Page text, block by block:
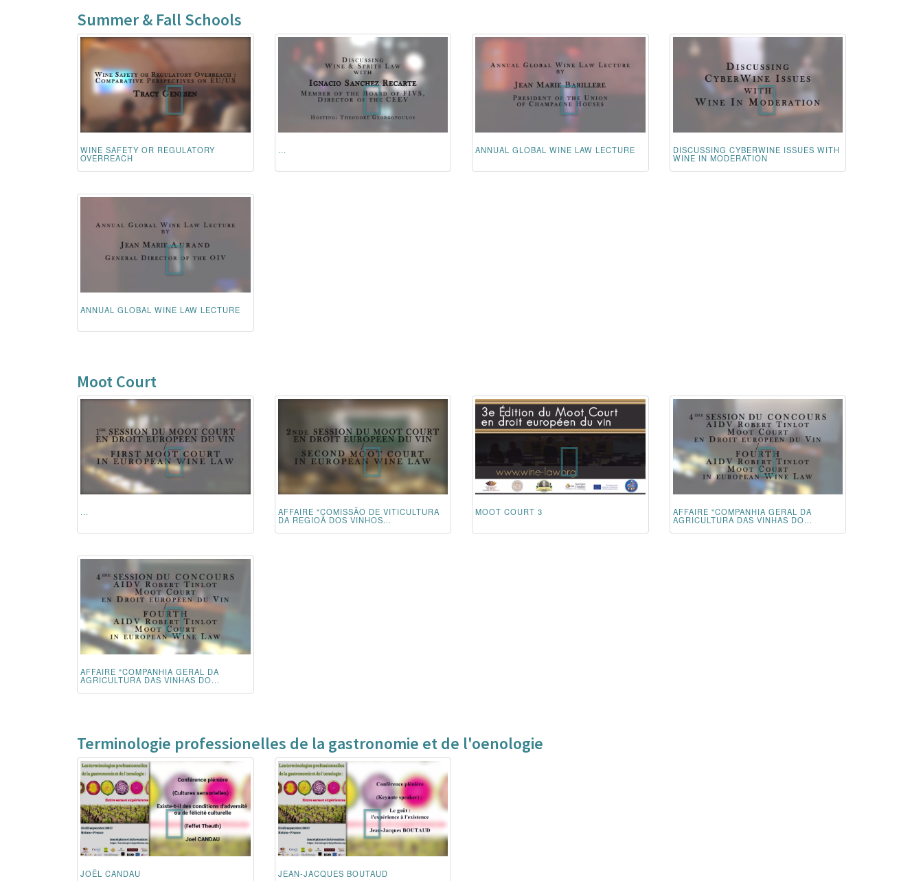
Summer & Fall Schools
WINE SAFETY OR REGULATORY
OVERREACH
... ANNUAL GLOBAL WINE LAW LECTURE DISCUSSING CYBERWINE ISSUES WITH
WINE IN MODERATION
ANNUAL GLOBAL WINE LAW LECTURE
Moot Court
... AFFAIRE "COMISSÃO DE VITICULTURA
DA REGIOÃ DOS VINHOS...
MOOT COURT 3 AFFAIRE "COMPANHIA GERAL DA
AGRICULTURA DAS VINHAS DO...
AFFAIRE "COMPANHIA GERAL DA
AGRICULTURA DAS VINHAS DO...
Terminologie professionelles de la gastronomie et de l'oenologie
JOËL CANDAU JEAN-JACQUES BOUTAUD